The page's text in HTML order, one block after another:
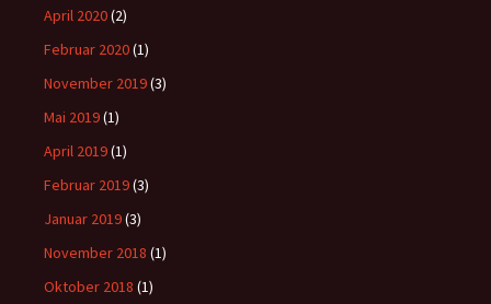
April 2020(2)
Februar 2020(1)
November 2019(3)
Mai 2019(1)
April 2019(1)
Februar 2019(3)
Januar 2019(3)
November 2018 (1)
Oktober 2018 (1)